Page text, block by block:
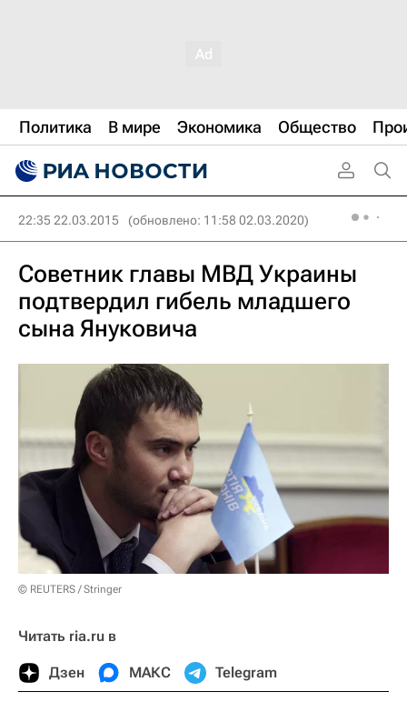
Политика В мире Экономика Общество
22:35 22.03.2015 (обновлено: 11:58 02.03.2020)
Советник главы МВД Украины
подтвердил гибель младшего
сына Януковича
© REUTERS / Stringer
Читать ria.ru в
Дзен МАКС Telegram